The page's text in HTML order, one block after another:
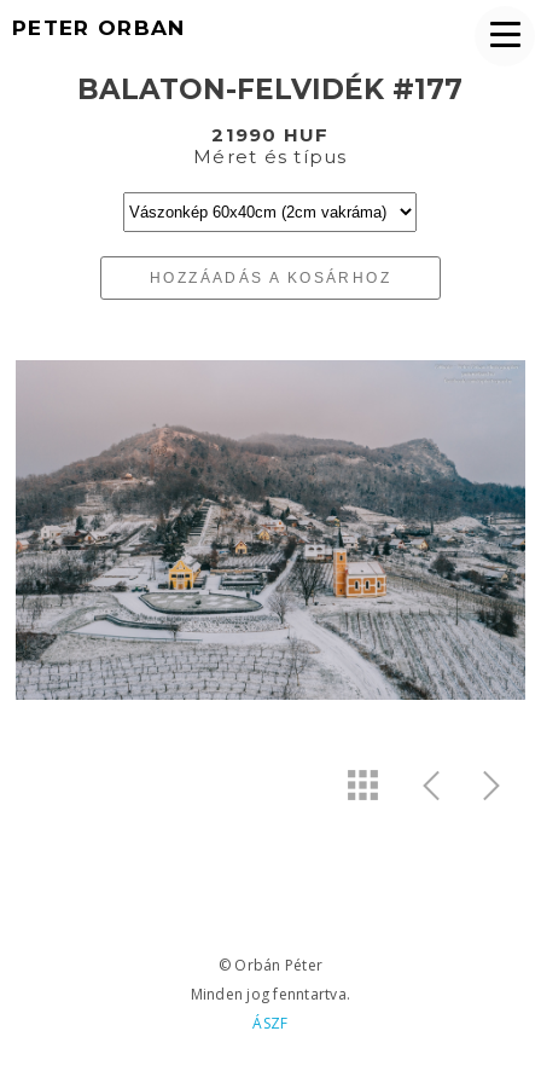
PETER ORBAN
BALATON-FELVIDÉK #177
21990 HUF
Méret és típus
HOZZÁADÁS A KOSÁRHOZ
© Orbán Péter
Minden jog fenntartva.
ÁSZF